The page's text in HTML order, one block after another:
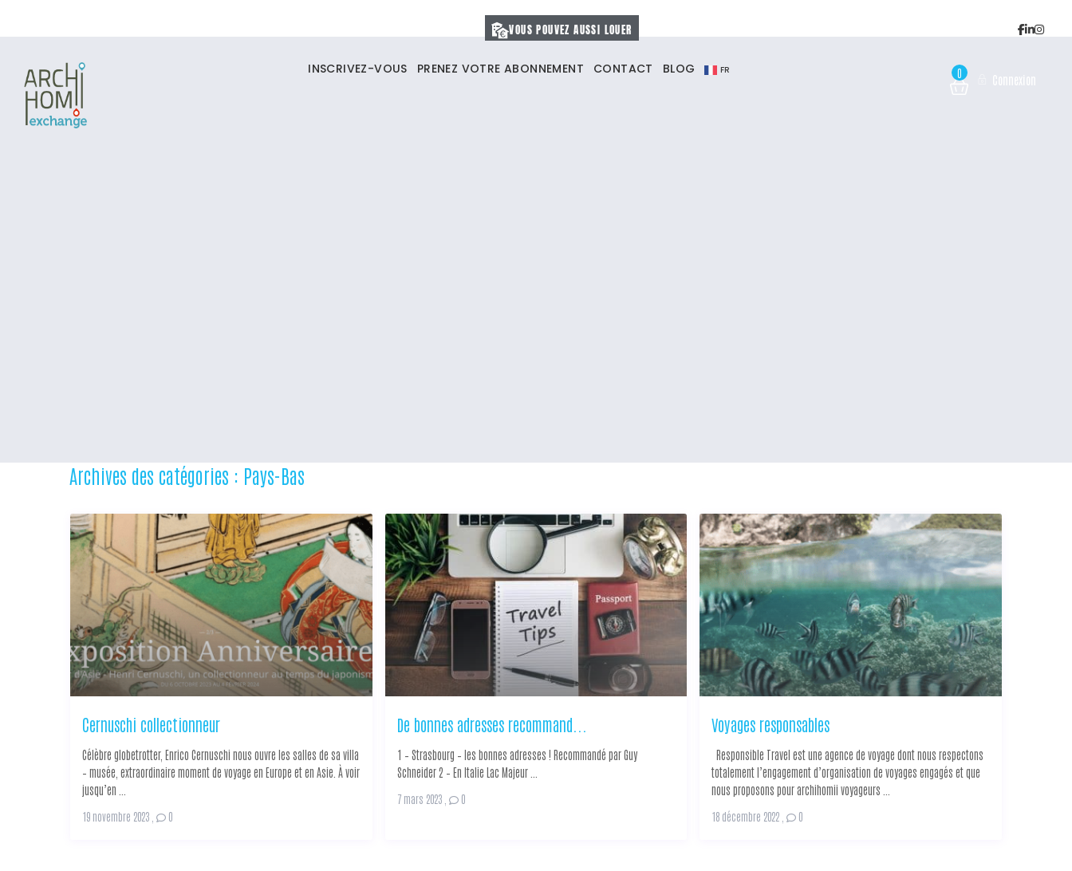
VOUS POUVEZ AUSSI LOUER
INSCRIVEZ-VOUS PRENEZ VOTRE ABONNEMENT CONTACT BLOG FR 0 Connexion
Archives des catégories : Pays-Bas
Cernuschi collectionneur
Célèbre globetrotter, Enrico Cernuschi nous ouvre les salles de sa villa
– musée, extraordinaire moment de voyage en Europe et en Asie. À voir
jusqu’en ...
19 novembre 2023 0
De bonnes adresses recommand...
1 – Strasbourg – les bonnes adresses ! Recommandé par Guy
Schneider 2 – En Italie Lac Majeur ...
7 mars 2023, 0
Voyages responsables
Responsible Travel est une agence de voyage dont nous respectons
totalement l’engagement d’organisation de voyages engagés et que
nous proposons pour archihomii voyageurs ...
18 décembre 2022 , 0